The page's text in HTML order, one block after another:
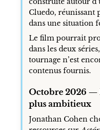
Cluedo, réunissant
dans une situation
Le film pourrait
dans les deux
tournage n’est
contenus fournis.
Octobre 2026 —
plus ambitieux
Jonathan Cohen